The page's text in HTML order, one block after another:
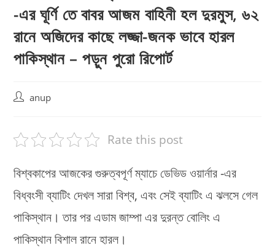
-এর ঘূর্ণি তে বাবর আজম বাহিনী হল দুরমুস, ৬২
রানে অজিদের কাছে লজ্জা-জনক ভাবে হারল
পাকিস্থান – পড়ুন পুরো রিপোর্ট
Postanup
Rate this post
বিশ্বকাপের আজকের গুরুত্বপূর্ণ ম্যাচে ডেভিড ওয়ার্নার -এর
বিধ্বংসী ব্যাটিং দেখল সারা বিশ্ব, এবং সেই ব্যাটিং এ ঝলসে গেল
পাকিস্থান। তার পর এডাম জাম্পা এর দুরন্ত বোলিং এ
পাকিস্থান বিশাল রানে হারল।